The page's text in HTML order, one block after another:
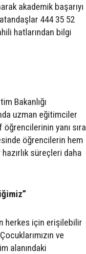
akademik başarıyı
444 35 52
hatlarından bilgi
Bakanlığı
uzman eğitimciler
öğrencilerinin yanı sıra
öğrencilerin hem
süreçleri daha
herkes için erişilebilir
ve
alanındaki